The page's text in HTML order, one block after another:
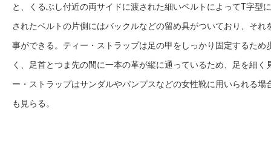
と、くるぶし付近の両サイドに渡された細いベルトによってT字型
されたベルトの片側にはバックルなどの留め具がついており、それ
事ができる。ティー・ストラップは足の甲をしっかり固定するため
く、足首とつま先の間に一本の革が縦に通っているため、足を細く
ー・ストラップはサンダルやパンプスなどの女性靴に用いられる場
も見らる。